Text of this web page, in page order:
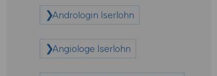
Andrologin Iserlohn
Angiologe Iserlohn